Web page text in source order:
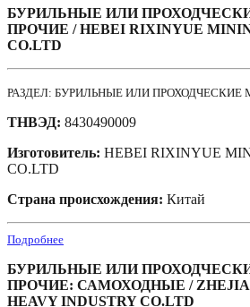
БУРИЛЬНЫЕ ИЛИ
ПРОЧИЕ / HEBEI RIXINYUE
CO.LTD
РАЗДЕЛ: БУРИЛЬНЫЕ ИЛИ ПРОХОДЧЕСКИЕ
ТНВЭД: 8430490009
Изготовитель: HEBEI RIXINYUE
CO.LTD
Страна происхождения: Китай
Подробнее
БУРИЛЬНЫЕ ИЛИ
ПРОЧИЕ: САМОХОДНЫЕ /
HEAVY INDUSTRY CO.LTD